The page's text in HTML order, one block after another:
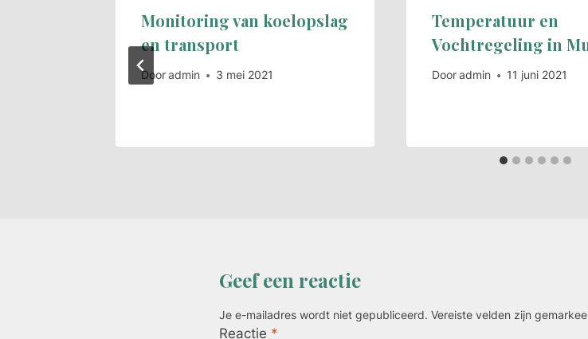
Monitoring van koelopslag
en transport
Dooradmin 3 mei 2021
Temperatuur en
Vochtregeling in
Door admin 11 juni 2021
Geef een reactie
Je e-mailadres wordt niet gepubliceerd. Vereiste velden zijn
Reactie *